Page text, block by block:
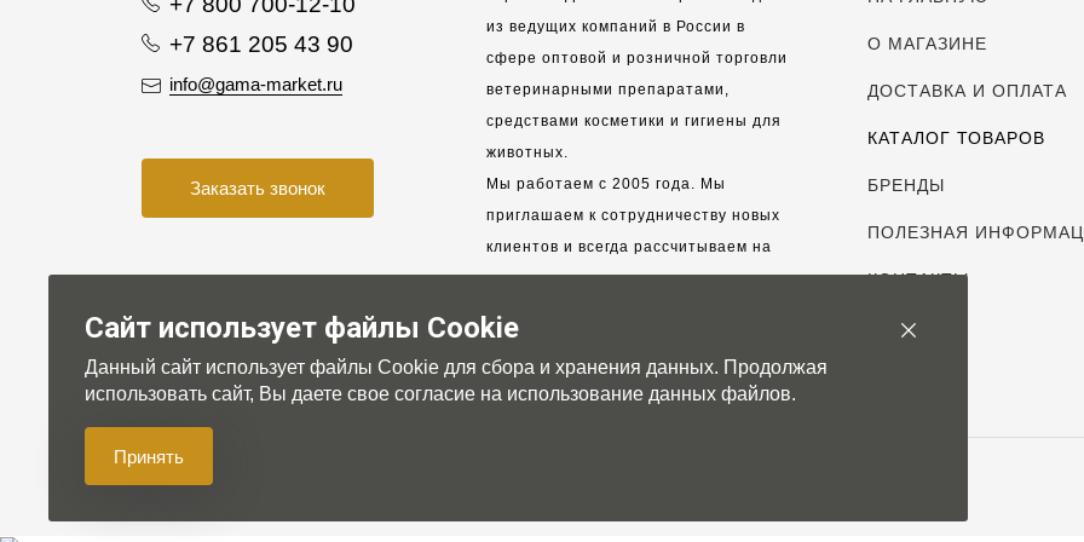
+7 861 205 43 90
info@gama-market.ru
Заказать звонок
из ведущих компаний в России в
сфере оптовой и розничной торговли
ветеринарными препаратами,
средствами косметики и гигиены для
животных.
Мы работаем с 2005 года. Мы
приглашаем к сотрудничеству новых
клиентов и всегда рассчитываем на
взаимовыгодные, долгосрочные
Для нас дорог каждый клиент!
О МАГАЗИНЕ
ДОСТАВКА И ОПЛАТА
КАТАЛОГ ТОВАРОВ
БРЕНДЫ
ПОЛЕЗНАЯ
КОНТАКТЫ
© 2007-2026 Gama-market LTD
Сайт использует файлы Cookie
Данный сайт использует файлы Cookie для сбора и хранения данных. Продолжая
использовать сайт, Вы даете свое согласие на использование данных файлов.
Принять